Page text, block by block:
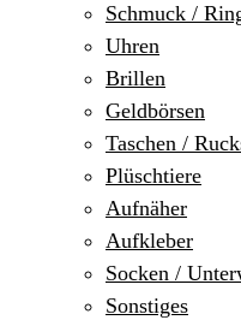
Schmuck /
Uhren
Brillen
Geldbörsen
Taschen /
Plüschtiere
Aufnäher
Aufkleber
Socken /
Sonstiges